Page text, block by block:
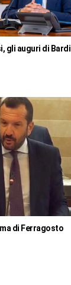
gli auguri di Bardi
di Ferragosto